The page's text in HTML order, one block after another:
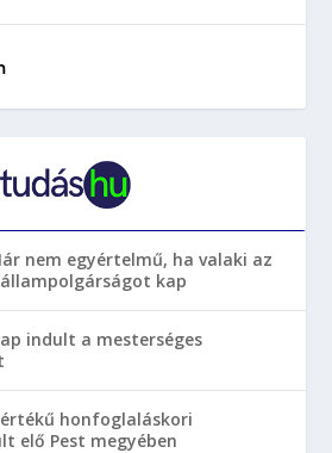
nem egyértelmű, ha valaki az
kap
indult a mesterséges
honfoglaláskori
elő Pest megyében